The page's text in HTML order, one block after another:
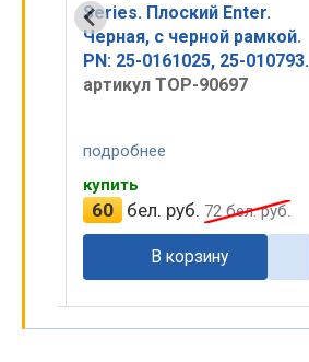
Series. Плоский Enter.
Черная, с черной рамкой.
PN: 25-0161025, 25-010793.
артикул TOP-90697
подробнее
купить
60 бел. руб. 72бел. руб.
В корзину